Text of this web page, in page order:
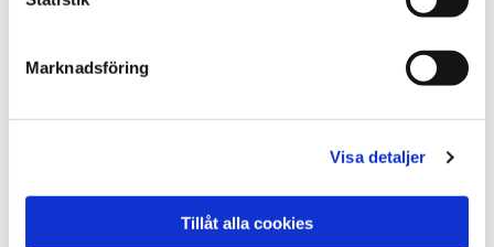
Marknadsföring
Visa detaljer
Tillåt alla cookies